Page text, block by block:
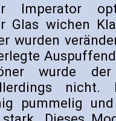
Imperator
Glas wichen
wurden
wurde
nicht.
pummelig